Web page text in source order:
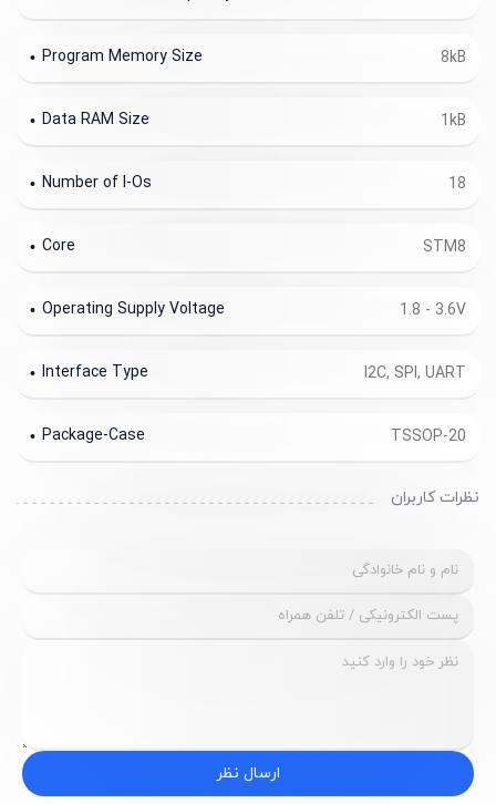
8kB
Program Memory Size
1kB
Data RAM Size
18
Number of I-Os
STM8
Core
1.8 - 3.6V
Operating Supply Voltage
I2C, SPI, UART
Interface Type
TSSOP-20
Package-Case
نظرات کاربران
ارسال نظر